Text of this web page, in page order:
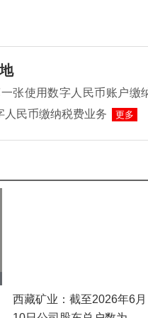
张使用数字人民币账户缴
人民币缴纳税费业务
更多
西藏矿业：截至2026年6月